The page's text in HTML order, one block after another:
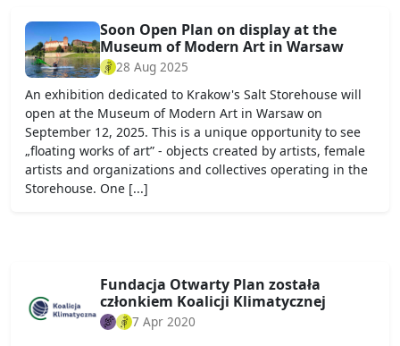
Soon Open Plan on display at the
Museum of Modern Art in Warsaw
28 Aug 2025
An exhibition dedicated to Krakow's Salt Storehouse will
open at the Museum of Modern Art in Warsaw on
September 12, 2025. This is a unique opportunity to see
„floating works of art” - objects created by artists, female
artists and organizations and collectives operating in the
Storehouse. One [...]
Fundacja Otwarty Plan została
członkiem Koalicji Klimatycznej
7 Apr 2020